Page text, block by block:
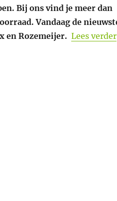
Bij ons vind je meer dan
Vandaag de
en Rozemeijer. Lees verder